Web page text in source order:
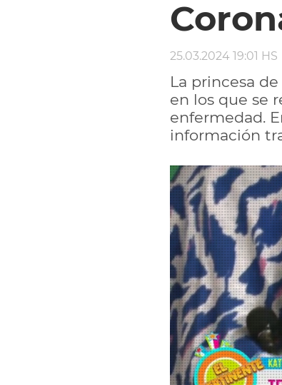
25.03.2024 19:01 HS
La princesa
en los que se
enfermedad.
información